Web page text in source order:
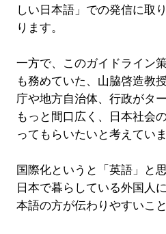
しい日本語」での発信に取
ります。
一方で、このガイドライン
も務めていた、山脇啓造教
庁や地方自治体、行政がタ
もっと間口広く、日本社会
ってもらいたいと考えてい
国際化というと「英語」と
日本で暮らしている外国人
本語の方が伝わりやすいこ